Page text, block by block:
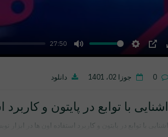
27:50
0 جوزا 02، 1401 دانلود
اشنایی با توابع در پایتون و
اشنایی با توابع در پایتون و کاربرد استفاده اون ها در ابزار